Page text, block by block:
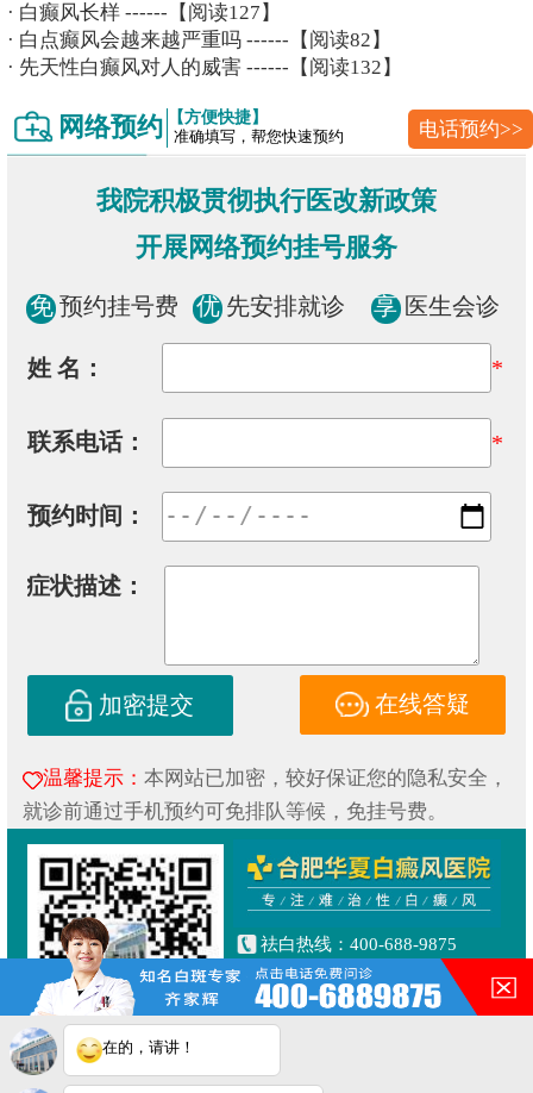
· 白癫风长样 ------【阅读127】
· 白点癫风会越来越严重吗 ------【阅读82】
· 先天性白癫风对人的威害 ------【阅读132】
网络预约 【方便快捷】
准确填写，帮您快速预约 电话预约>>
我院积极贯彻执行医改新政策
开展网络预约挂号服务
免 预约挂号费 优 先安排就诊 享 医生会诊
姓 名： *
联系电话： *
预约时间：
症状描述：
加密提交 在线答疑
温馨提示： 本网站已加密，较好保证您的隐私安全，
就诊前通过手机预约可免排队等候，免挂号费。
祛白热线：400-688-9875
健康专线：130-0306-3616
合肥市铜陵路与合裕路交叉口
东北角（天成大厦旁）
Copyright © 2019
皖ICP备16014022号-1
在的，请讲！